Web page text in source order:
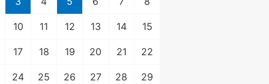
10 11 12 13 14 15
17 18 19 20 21 22
24 25 26 27 28 29